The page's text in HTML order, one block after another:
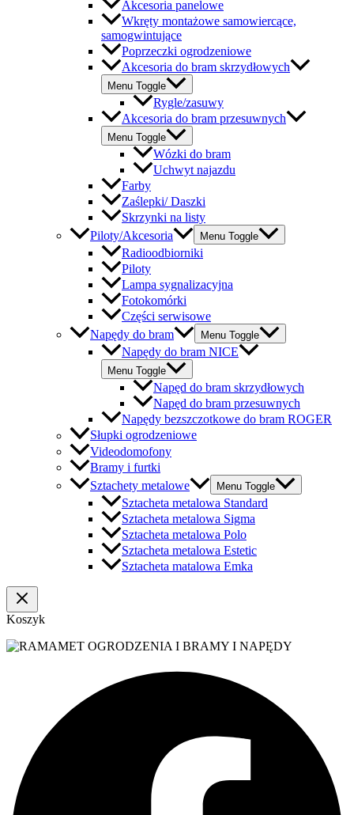
Akcesoria panelowe
Wkręty montażowe samowiercące,
samogwintujące
Poprzeczki ogrodzeniowe
Akcesoria do bram skrzydłowych
Menu Toggle
Rygle/zasuwy
Akcesoria do bram przesuwnych
Menu Toggle
Wózki do bram
Uchwyt najazdu
Farby
Zaślepki/ Daszki
Skrzynki na listy
Piloty/Akcesoria
Menu Toggle
Radioodbiorniki
Piloty
Lampa sygnalizacyjna
Fotokomórki
Części serwisowe
Napędy do bram
Menu Toggle
Napędy do bram NICE
Menu Toggle
Napęd do bram skrzydłowych
Napęd do bram przesuwnych
Napędy bezszczotkowe do bram ROGER
Słupki ogrodzeniowe
Videodomofony
Bramy i furtki
Sztachety metalowe
Menu Toggle
Sztacheta metalowa Standard
Sztacheta metalowa Sigma
Sztacheta metalowa Polo
Sztacheta metalowa Estetic
Sztacheta matalowa Emka
Koszyk